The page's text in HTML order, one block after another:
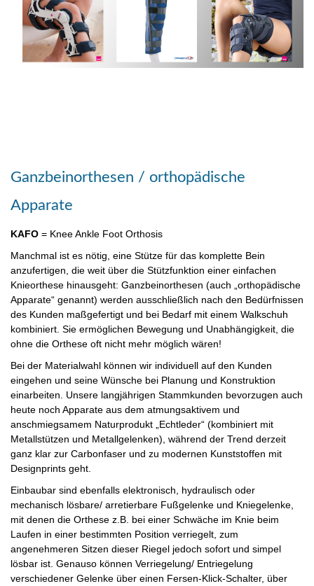
Ganzbeinorthesen / orthopädische
Apparate
KAFO = Knee Ankle Foot Orthosis
Manchmal ist es nötig, eine Stütze für das komplette Bein
anzufertigen, die weit über die Stützfunktion einer einfachen
Knieorthese hinausgeht: Ganzbeinorthesen (auch „orthopädische
Apparate“ genannt) werden ausschließlich nach den Bedürfnissen
des Kunden maßgefertigt und bei Bedarf mit einem Walkschuh
kombiniert. Sie ermöglichen Bewegung und Unabhängigkeit, die
ohne die Orthese oft nicht mehr möglich wären!
Bei der Materialwahl können wir individuell auf den Kunden
eingehen und seine Wünsche bei Planung und Konstruktion
einarbeiten. Unsere langjährigen Stammkunden bevorzugen auch
heute noch Apparate aus dem atmungsaktivem und
anschmiegsamem Naturprodukt „Echtleder“ (kombiniert mit
Metallstützen und Metallgelenken), während der Trend derzeit
ganz klar zur Carbonfaser und zu modernen Kunststoffen mit
Designprints geht.
Einbaubar sind ebenfalls elektronisch, hydraulisch oder
mechanisch lösbare/ arretierbare Fußgelenke und Kniegelenke,
mit denen die Orthese z.B. bei einer Schwäche im Knie beim
Laufen in einer bestimmten Position verriegelt, zum
angenehmeren Sitzen dieser Riegel jedoch sofort und simpel
lösbar ist. Genauso können Verriegelung/ Entriegelung
verschiedener Gelenke über einen Fersen-Klick-Schalter, über